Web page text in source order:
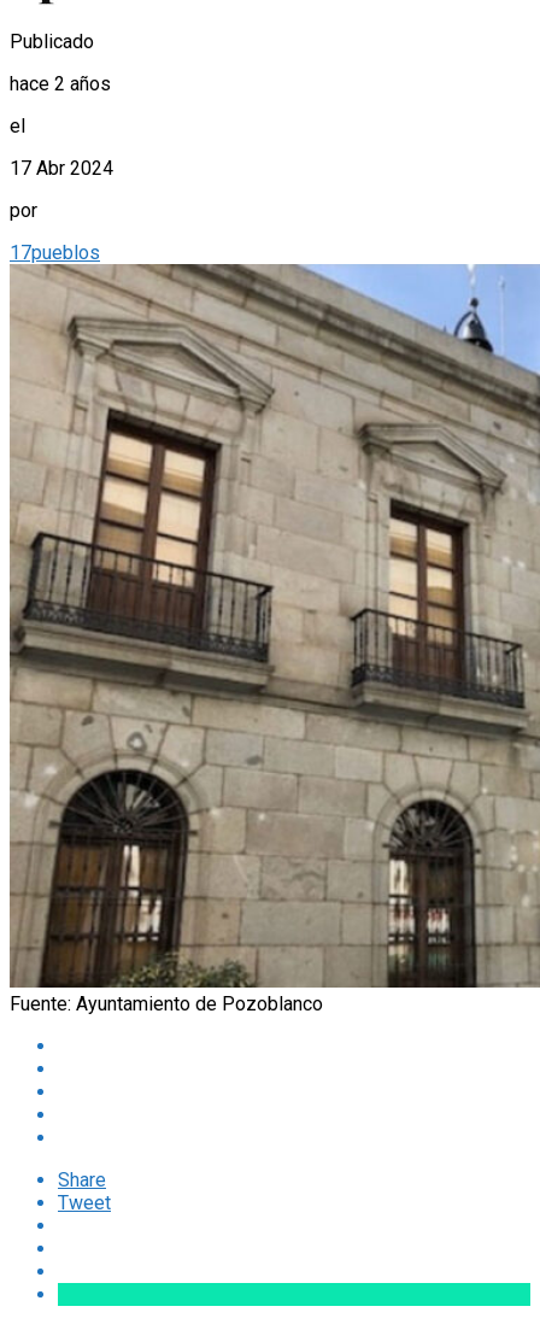
Publicado
hace 2 años
el
17 Abr 2024
por
17pueblos
Fuente: Ayuntamiento de Pozoblanco
Share
Tweet